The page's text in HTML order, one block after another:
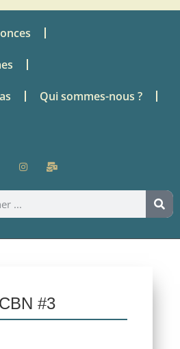
Qui sommes-nous ?
CBN #3